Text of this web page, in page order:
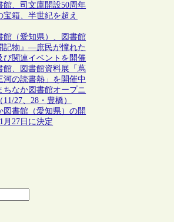
館、司文庫開設50周年
箱、半世紀を超え
館（愛知県）、図書館
記物』―庶民が憧れた
関連イベントを開催
館、図書館資料展「蔦
河の読書熱」を開催中
ちなか図書館オープニ
27、28・豊橋）
図書館（愛知県）の開
月27日に決定